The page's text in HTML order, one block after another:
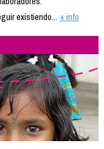
existiendo... + info